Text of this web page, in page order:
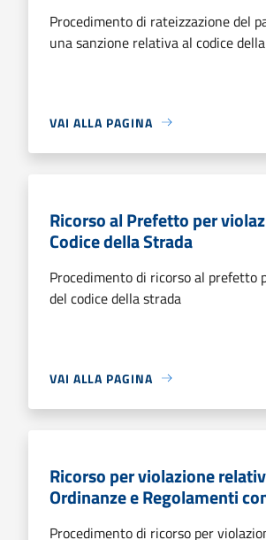
Procedimento di rateizzazione del
una sanzione relativa al codice
VAI ALLA PAGINA
Ricorso al Prefetto per
Codice della Strada
Procedimento di ricorso al prefetto
del codice della strada
VAI ALLA PAGINA
Ricorso per violazione
Ordinanze e Regolamenti
Procedimento di ricorso per